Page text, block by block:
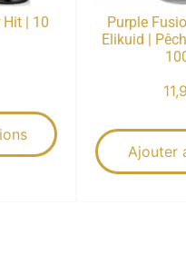
Hit | 10
Purple
Elikuid |
Ajouter